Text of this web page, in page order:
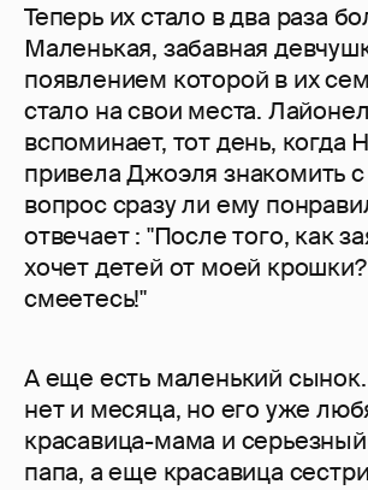
Теперь их стало в два раза
Маленькая, забавная
появлением которой в их
стало на свои места.
вспоминает, тот день, когда
привела Джоэля знакомить
вопрос сразу ли ему
отвечает : "После того, как
хочет детей от моей
смеетесь!"
А еще есть маленький
нет и месяца, но его уже
красавица-мама и
папа, а еще красавица